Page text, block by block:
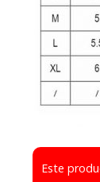
Este